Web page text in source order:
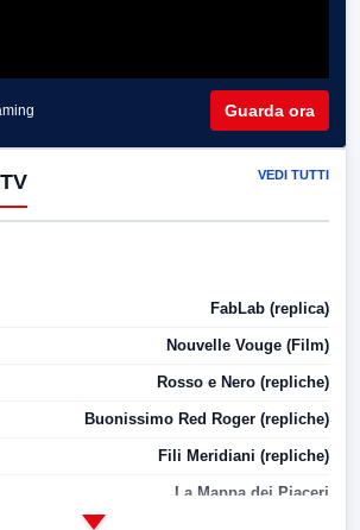
Guarda ora
VEDI TUTTI
FabLab (replica)
Nouvelle Vouge (Film)
Rosso e Nero (repliche)
Buonissimo Red Roger (repliche)
Fili Meridiani (repliche)
La Mappa dei Piaceri